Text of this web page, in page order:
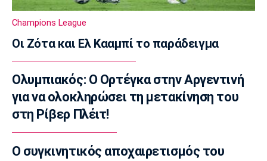
Super League 1
Ολυμπιακός: Στο κάδρο και ο Βίνια
07:50
Επικαιρότητα
Πυρκαγιά: Πολύ υψηλός κίνδυνος εκδήλωσης
σε Αττική, Εύβοια και Βοιωτία
Champions League
Οι Ζότα και Ελ Κααμπί το παράδειγμα
Ολυμπιακός: Ο Ορτέγκα στην Αργεντινή
για να ολοκληρώσει τη μετακίνηση του
στη Ρίβερ Πλέιτ!
Ο συγκινητικός αποχαιρετισμός του